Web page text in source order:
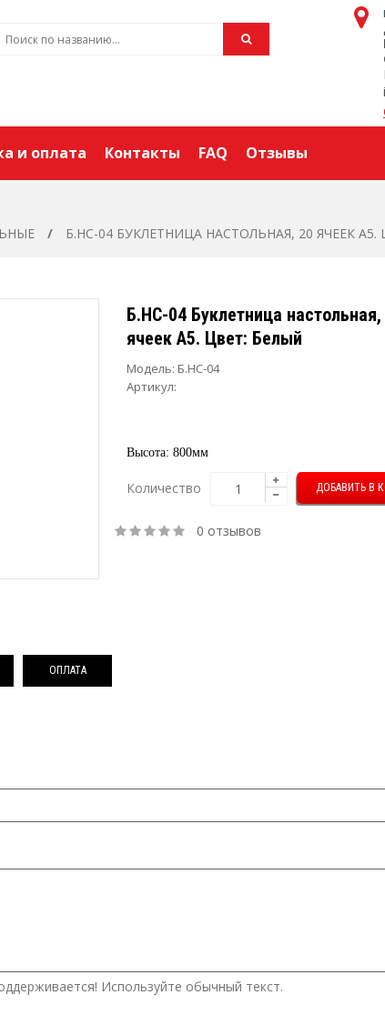
и оплата Контакты FAQ Отзывы
Б.НС-04 БУКЛЕТНИЦА НАСТОЛЬНАЯ, 20 ЯЧЕЕК А5.
Б.НС-04 Буклетница настольная,
ячеек А5. Цвет: Белый
Модель: Б.НС-04
Артикул:
Высота: 800мм
Количество
0 отзывов
ОПЛАТА
Используйте обычный текст.